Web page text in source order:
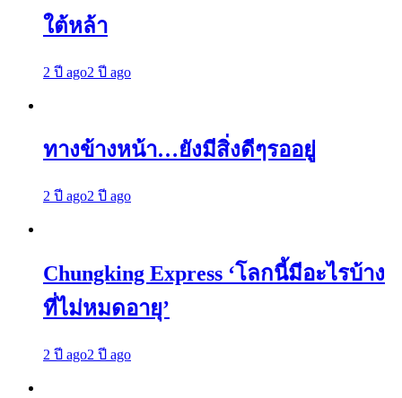
ใต้หล้า
2 ปี ago2 ปี ago
ทางข้างหน้า…ยังมีสิ่งดีๆรออยู่
2 ปี ago2 ปี ago
Chungking Express ‘โลกนี้มีอะไรบ้าง
ที่ไม่หมดอายุ’
2 ปี ago2 ปี ago